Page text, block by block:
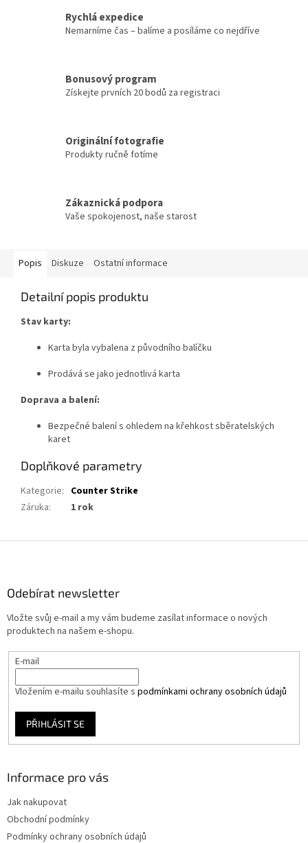
Rychlá expedice
Nemarníme čas – balíme a posíláme co nejdříve
Bonusový program
Získejte prvních 20 bodů za registraci
Originální fotografie
Produkty ručně fotíme
Zákaznická podpora
Vaše spokojenost, naše starost
Popis Diskuze Ostatní informace
Detailní popis produktu
Stav karty:
Karta byla vybalena z původního balíčku
Prodává se jako jednotlivá karta
Doprava a balení:
Bezpečné balení s ohledem na křehkost sběratelských
karet
Doplňkové parametry
Kategorie: Counter Strike
Záruka: 1 rok
Odebírat newsletter
Vložte svůj e-mail a my vám budeme zasílat informace o nových
produktech na našem e-shopu.
E-mail
Vložením e-mailu souhlasíte s podmínkami ochrany osobních údajů
PŘIHLÁSIT SE
Informace pro vás
Jak nakupovat
Obchodní podmínky
Podmínky ochrany osobních údajů